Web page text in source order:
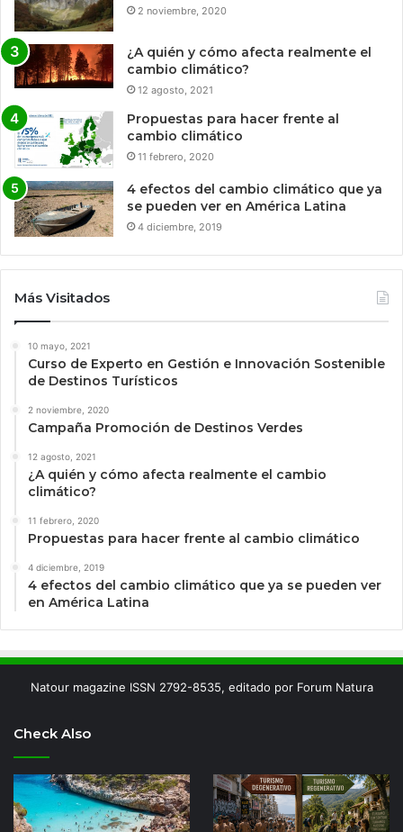
2 noviembre, 2020
¿A quién y cómo afecta realmente el
cambio climático?
12 agosto, 2021
Propuestas para hacer frente al
cambio climático
11 febrero, 2020
4 efectos del cambio climático que ya
se pueden ver en América Latina
4 diciembre, 2019
Más Visitados
10 mayo, 2021
Curso de Experto en Gestión e Innovación Sostenible
de Destinos Turísticos
2 noviembre, 2020
Campaña Promoción de Destinos Verdes
12 agosto, 2021
¿A quién y cómo afecta realmente el cambio
climático?
11 febrero, 2020
Propuestas para hacer frente al cambio climático
4 diciembre, 2019
4 efectos del cambio climático que ya se pueden ver
en América Latina
Natour magazine ISSN 2792-8535, editado por Forum Natura
Check Also